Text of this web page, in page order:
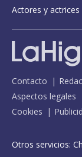
Actores y actrices
Contacto
Aspectos legales
Cookies
Otros servicios: